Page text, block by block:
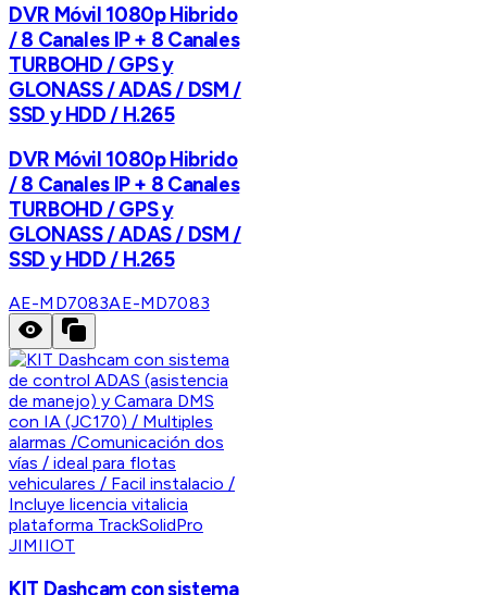
DVR Móvil 1080p Hibrido
/ 8 Canales IP + 8 Canales
TURBOHD / GPS y
GLONASS / ADAS / DSM /
SSD y HDD / H.265
DVR Móvil 1080p Hibrido
/ 8 Canales IP + 8 Canales
TURBOHD / GPS y
GLONASS / ADAS / DSM /
SSD y HDD / H.265
AE-MD7083AE-MD7083
JIMIIOT
KIT Dashcam con sistema